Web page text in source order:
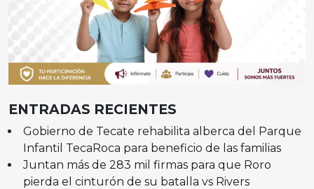
ENTRADAS RECIENTES
Gobierno de Tecate rehabilita alberca del Parque
Infantil TecaRoca para beneficio de las familias
Juntan más de 283 mil firmas para que Roro
pierda el cinturón de su batalla vs Rivers